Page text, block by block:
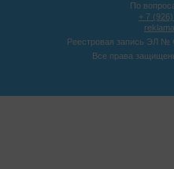
По
+ 7
Реестровая запись ЭЛ №
Все права